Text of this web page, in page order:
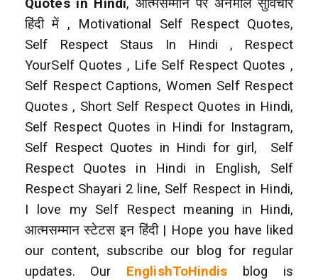
Quotes in Hindi, आत्मसम्मान पर अनमोल सुविचार
हिंदी में , Motivational Self Respect Quotes,
Self Respect Staus In Hindi , Respect
YourSelf Quotes , Life Self Respect Quotes ,
Self Respect Captions, Women Self Respect
Quotes , Short Self Respect Quotes in Hindi,
Self Respect Quotes in Hindi for Instagram,
Self Respect Quotes in Hindi for girl, Self
Respect Quotes in Hindi in English, Self
Respect Shayari 2 line, Self Respect in Hindi,
I love my Self Respect meaning in Hindi,
आत्मसम्मान स्टेटस इन हिंदी | Hope you have liked
our content, subscribe our blog for regular
updates. Our EnglishToHindis blog is